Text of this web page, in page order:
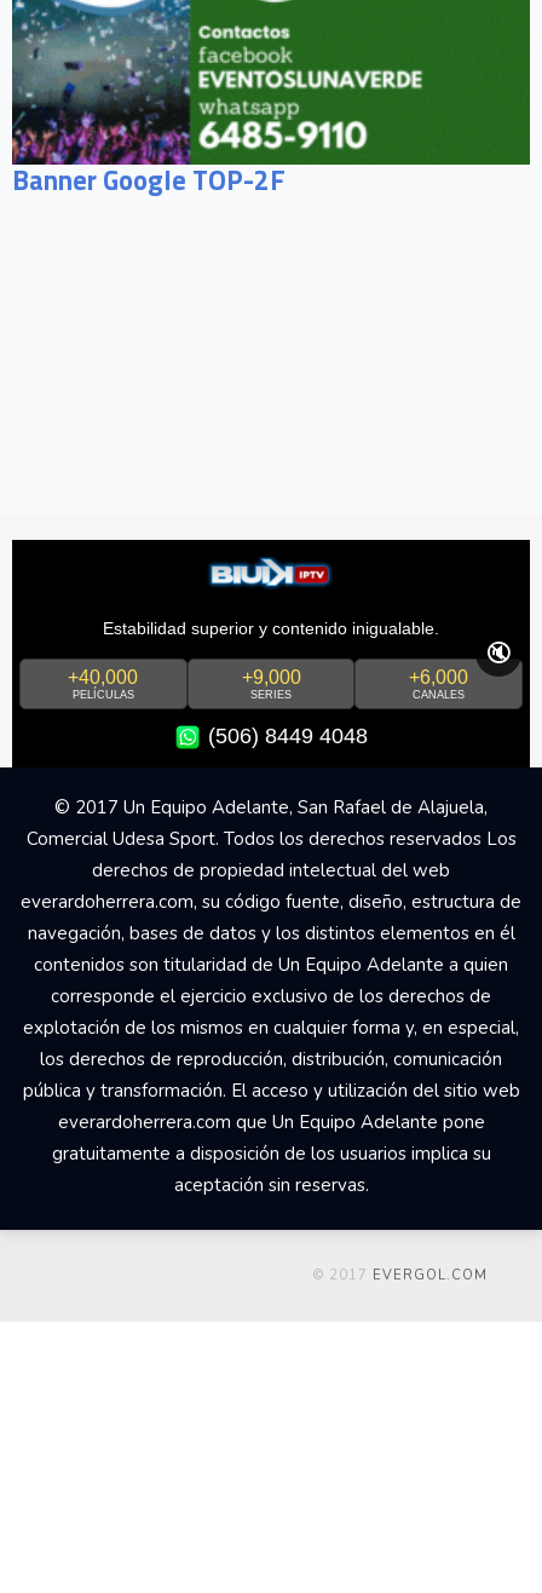
Banner Google TOP-2F
Estabilidad superior y contenido inigualable.
+40,000
PELÍCULAS
+9,000
SERIES
+6,000
CANALES
(506) 8449 4048
🔇
© 2017 Un Equipo Adelante, San Rafael de Alajuela,
Comercial Udesa Sport. Todos los derechos reservados Los
derechos de propiedad intelectual del web
everardoherrera.com, su código fuente, diseño, estructura de
navegación, bases de datos y los distintos elementos en él
contenidos son titularidad de Un Equipo Adelante a quien
corresponde el ejercicio exclusivo de los derechos de
explotación de los mismos en cualquier forma y, en especial,
los derechos de reproducción, distribución, comunicación
pública y transformación. El acceso y utilización del sitio web
everardoherrera.com que Un Equipo Adelante pone
gratuitamente a disposición de los usuarios implica su
aceptación sin reservas.
© 2017 EVERGOL.COM